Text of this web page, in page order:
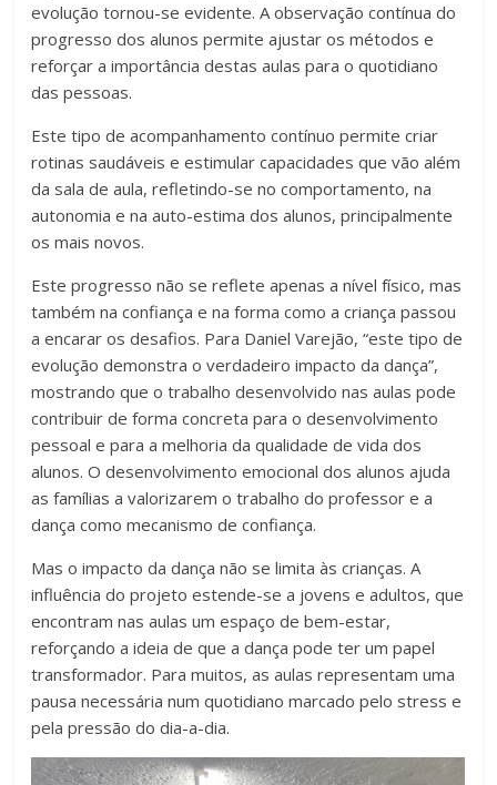
evolução tornou-se evidente. A observação contínua do
progresso dos alunos permite ajustar os métodos e
reforçar a importância destas aulas para o quotidiano
das pessoas.
Este tipo de acompanhamento contínuo permite criar
rotinas saudáveis e estimular capacidades que vão além
da sala de aula, refletindo-se no comportamento, na
autonomia e na auto-estima dos alunos, principalmente
os mais novos.
Este progresso não se reflete apenas a nível físico, mas
também na confiança e na forma como a criança passou
a encarar os desafios. Para Daniel Varejão, “este tipo de
evolução demonstra o verdadeiro impacto da dança”,
mostrando que o trabalho desenvolvido nas aulas pode
contribuir de forma concreta para o desenvolvimento
pessoal e para a melhoria da qualidade de vida dos
alunos. O desenvolvimento emocional dos alunos ajuda
as famílias a valorizarem o trabalho do professor e a
dança como mecanismo de confiança.
Mas o impacto da dança não se limita às crianças. A
influência do projeto estende-se a jovens e adultos, que
encontram nas aulas um espaço de bem-estar,
reforçando a ideia de que a dança pode ter um papel
transformador. Para muitos, as aulas representam uma
pausa necessária num quotidiano marcado pelo stress e
pela pressão do dia-a-dia.